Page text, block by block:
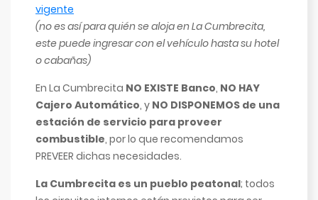
vigente
(no es así para quién se aloja en La Cumbrecita,
este puede ingresar con el vehículo hasta su hotel
o cabañas)
En La Cumbrecita NO EXISTE Banco, NO HAY
Cajero Automático, y NO DISPONEMOS de una
estación de servicio para proveer
combustible, por lo que recomendamos
PREVEER dichas necesidades.
La Cumbrecita es un pueblo peatonal; todos